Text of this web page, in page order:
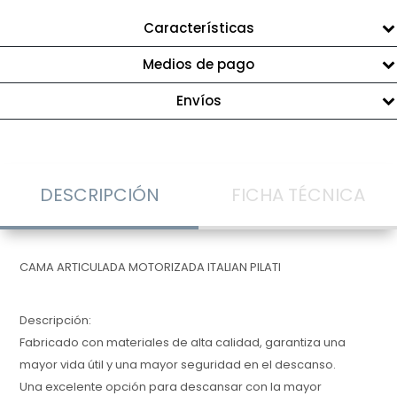
Características
Medios de pago
Envíos
DESCRIPCIÓN FICHA TÉCNICA
CAMA ARTICULADA MOTORIZADA ITALIAN PILATI
Descripción:
Fabricado con materiales de alta calidad, garantiza una
mayor vida útil y una mayor seguridad en el descanso.
Una excelente opción para descansar con la mayor